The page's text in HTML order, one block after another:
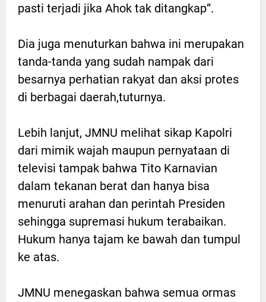
pasti terjadi jika Ahok tak ditangkap”.
Dia juga menuturkan bahwa ini merupakan
tanda-tanda yang sudah nampak dari
besarnya perhatian rakyat dan aksi protes
di berbagai daerah,tuturnya.
Lebih lanjut, JMNU melihat sikap Kapolri
dari mimik wajah maupun pernyataan di
televisi tampak bahwa Tito Karnavian
dalam tekanan berat dan hanya bisa
menuruti arahan dan perintah Presiden
sehingga supremasi hukum terabaikan.
Hukum hanya tajam ke bawah dan tumpul
ke atas.
JMNU menegaskan bahwa semua ormas